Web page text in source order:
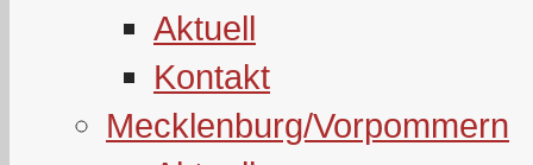
Aktuell
Kontakt
Mecklenburg/Vorpommern